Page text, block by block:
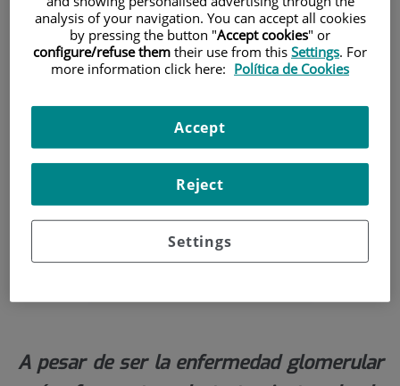
INICIO|ACTIVIDAD CIENTÍFICA
UNIDAD DE INTERNACIONALIZACIÓN
NEPHRPOPATHY (FINALIZADO)
PersTIgAN - Personalized
Treatment in IgA
Nephrpopathy (finalizado)
A pesar de ser la enfermedad glomerular
analysis of your navigation. You can accept all cookies
by pressing the button "Accept cookies" or
configure/refuse them their use from this Settings. For
more information click here: Política de Cookies
Settings
Reject
Accept